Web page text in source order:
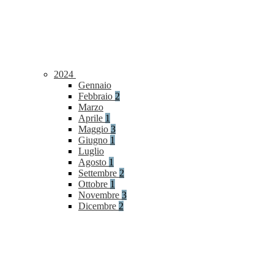
2024
Gennaio
Febbraio 2
Marzo
Aprile 1
Maggio 3
Giugno 1
Luglio
Agosto 1
Settembre 2
Ottobre 1
Novembre 3
Dicembre 2